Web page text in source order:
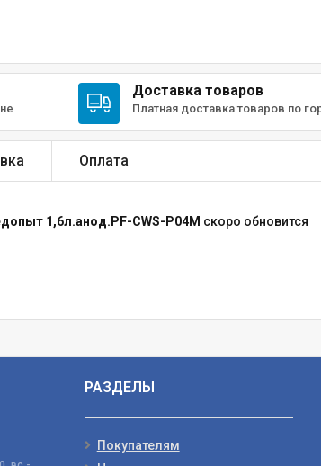
Доставка товаров
Платная доставка товаров по
Оплата
1,6л.анод.PF-CWS-P04M скоро обновится
РАЗДЕЛЫ
Покупателям